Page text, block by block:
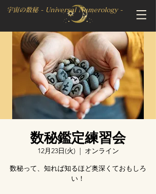
宇宙の数秘 - Universal Numerology -
数秘鑑定練習会
12月23日(火)
  |
オンライン
数秘って、知れば知るほど奥深くておもしろ
い！